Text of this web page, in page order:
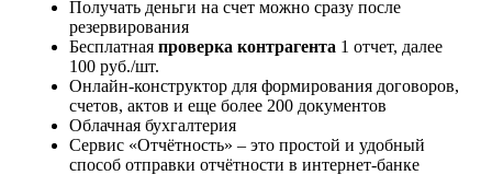
Получать деньги на счет можно сразу после
резервирования
Бесплатная проверка контрагента 1 отчет, далее
100 руб./шт.
Онлайн-конструктор для формирования договоров,
счетов, актов и еще более 200 документов
Облачная бухгалтерия
Сервис «Отчётность» – это простой и удобный
способ отправки отчётности в интернет-банке